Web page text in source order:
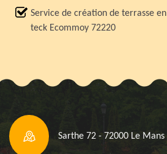
Service de création de terrasse
teck Ecommoy 72220
Sarthe 72 - 72000 Le Mans